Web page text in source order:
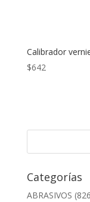
Calibrador
$642
Categorías
ABRASIVOS